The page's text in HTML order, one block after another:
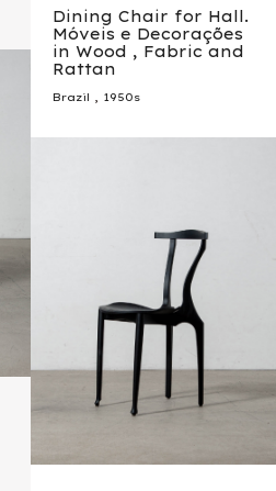
Dining Chair for Hall.
Móveis e Decorações
in Wood , Fabric and
Rattan
Brazil , 1950s